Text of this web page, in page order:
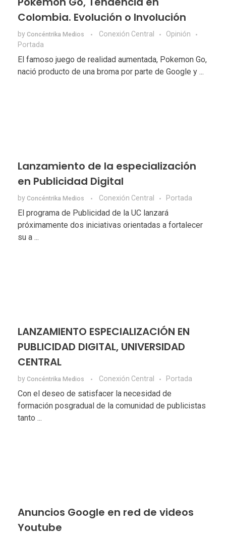
Colombia. Evolución o Involución
by Concéntrika Medios Conexión Central
Opinión
Portada
El famoso juego de realidad aumentada, Pokemon Go,
nació producto de una broma por parte de Google y ...
Lanzamiento de la especialización
en Publicidad Digital
by Concéntrika Medios Conexión Central Portada
El programa de Publicidad de la UC lanzará
próximamente dos iniciativas orientadas a fortalecer
su a ...
LANZAMIENTO ESPECIALIZACIÓN EN
PUBLICIDAD DIGITAL, UNIVERSIDAD
CENTRAL
by Concéntrika Medios Conexión Central Portada
Con el deseo de satisfacer la necesidad de
formación posgradual de la comunidad de publicistas
tanto ...
Anuncios Google en red de videos
Youtube